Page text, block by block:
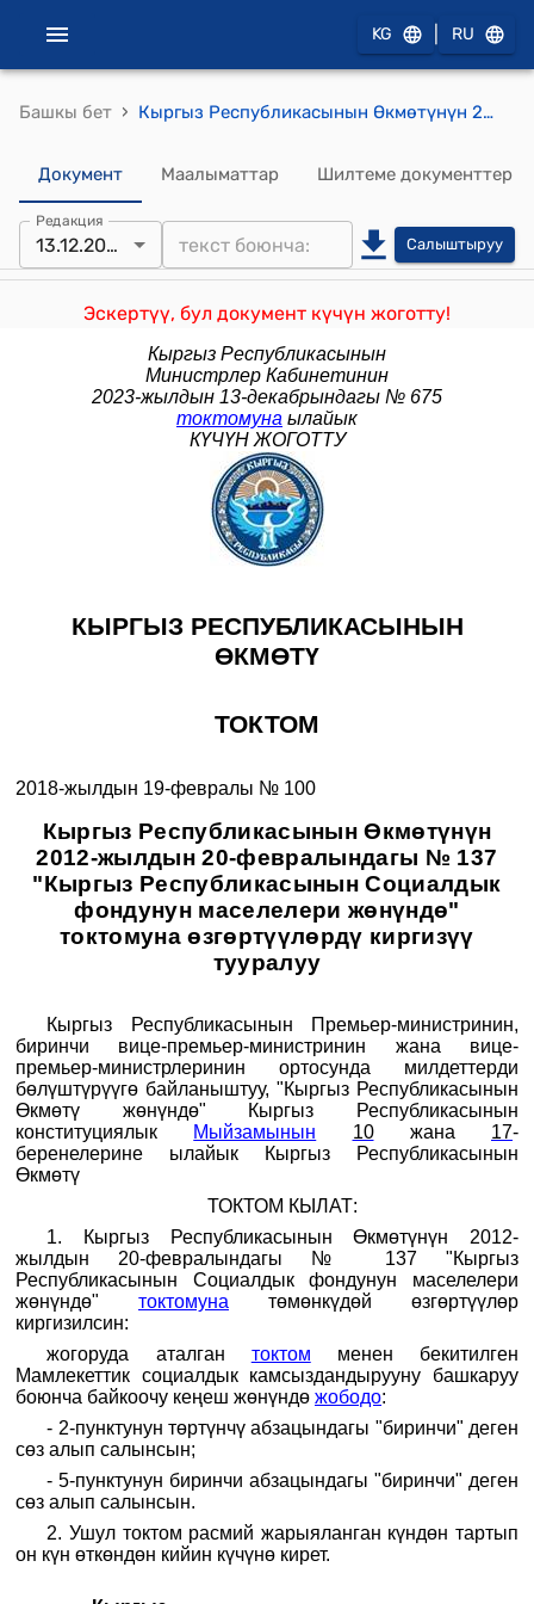
KG RU
Башкы бет › Кыргыз Республикасынын Өкмөтүнүн 2018-жылдын 19-февралындагы № 100 "Кыргыз Республикасынын Өкмөтүнүн 2012-жылдын 20-февралындагы № 137 "Кыргыз Республикасынын Социалдык фондунун маселелери жөнүндө" токтомуна өзгөртүүлөрдү киргизүү тууралуу" токтому
Документ Маалыматтар Шилтеме документтер
Редакция
13.12.2023 Салыштыруу
Эскертүү, бул документ күчүн жоготту!